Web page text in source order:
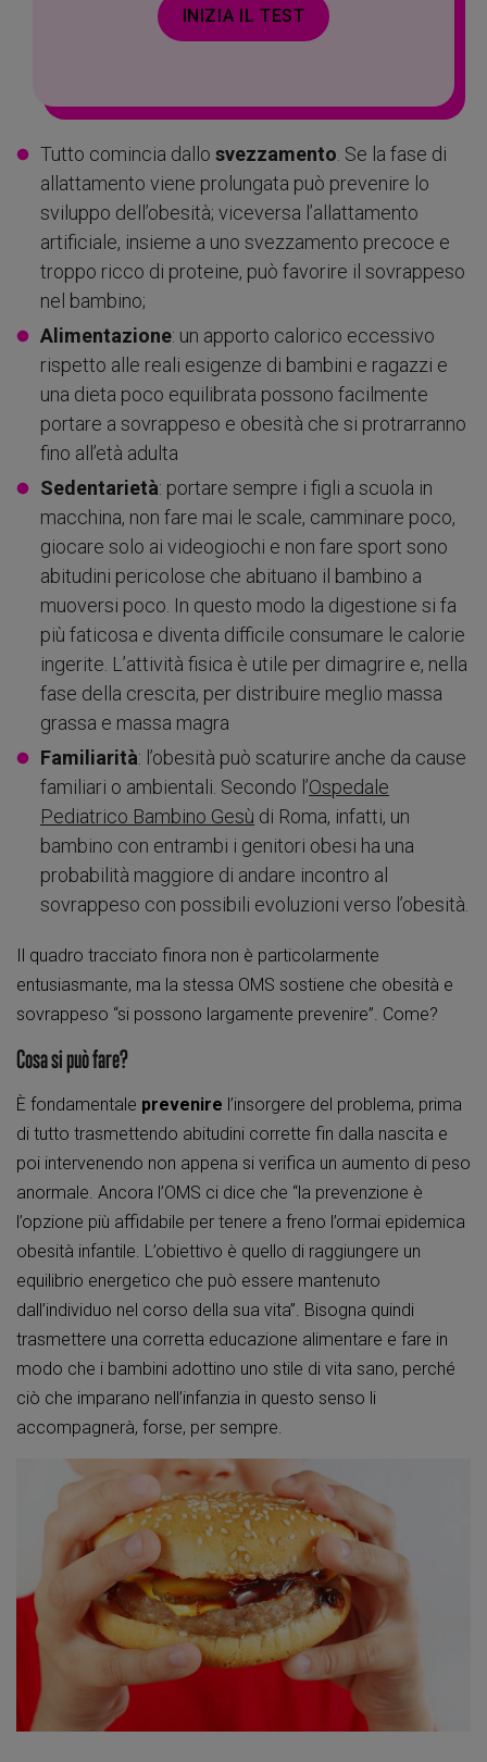
INIZIA IL TEST
Tutto comincia dallo svezzamento . Se la fase di
allattamento viene prolungata può prevenire lo
sviluppo dell’obesità; viceversa l’allattamento
artificiale, insieme a uno svezzamento precoce e
troppo ricco di proteine, può favorire il sovrappeso
nel bambino;
Alimentazione: un apporto calorico eccessivo
rispetto alle reali esigenze di bambini e ragazzi e
una dieta poco equilibrata possono facilmente
portare a sovrappeso e obesità che si protrarranno
fino all’età adulta
Sedentarietà: portare sempre i figli a scuola in
macchina, non fare mai le scale, camminare poco,
giocare solo ai videogiochi e non fare sport sono
abitudini pericolose che abituano il bambino a
muoversi poco. In questo modo la digestione si fa
più faticosa e diventa difficile consumare le calorie
ingerite. L’attività fisica è utile per dimagrire e, nella
fase della crescita, per distribuire meglio massa
grassa e massa magra
Familiarità: l’obesità può scaturire anche da cause
familiari o ambientali. Secondo l’Ospedale
Pediatrico Bambino Gesù di Roma, infatti, un
bambino con entrambi i genitori obesi ha una
probabilità maggiore di andare incontro al
sovrappeso con possibili evoluzioni verso l’obesità.
Il quadro tracciato finora non è particolarmente
entusiasmante, ma la stessa OMS sostiene che obesità e
sovrappeso “si possono largamente prevenire”. Come?
Cosa si può fare?
È fondamentale prevenire l’insorgere del problema, prima
di tutto trasmettendo abitudini corrette fin dalla nascita e
poi intervenendo non appena si verifica un aumento di peso
anormale. Ancora l’OMS ci dice che “la prevenzione è
l’opzione più affidabile per tenere a freno l’ormai epidemica
obesità infantile. L’obiettivo è quello di raggiungere un
equilibrio energetico che può essere mantenuto
dall’individuo nel corso della sua vita”. Bisogna quindi
trasmettere una corretta educazione alimentare e fare in
modo che i bambini adottino uno stile di vita sano, perché
ciò che imparano nell’infanzia in questo senso li
accompagnerà, forse, per sempre.